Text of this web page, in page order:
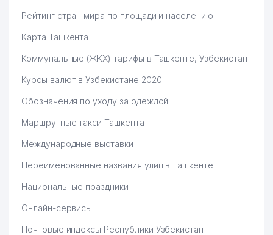
Рейтинг стран мира по площади и населению
Карта Ташкента
Коммунальные (ЖКХ) тарифы в Ташкенте, Узбекистан
Курсы валют в Узбекистане 2020
Обозначения по уходу за одеждой
Маршрутные такси Ташкента
Международные выставки
Переименованные названия улиц в Ташкенте
Национальные праздники
Онлайн-сервисы
Почтовые индексы Республики Узбекистан